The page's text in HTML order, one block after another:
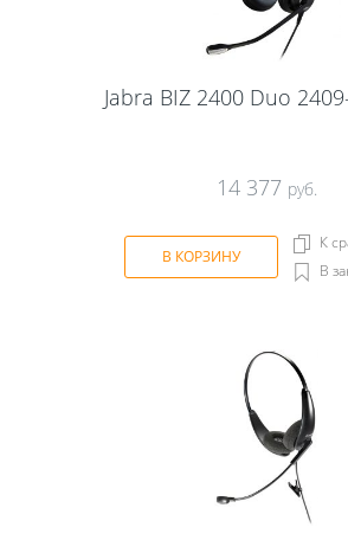
Jabra BIZ 2400 Duo
14 377 руб.
В КОРЗИНУ
К
В